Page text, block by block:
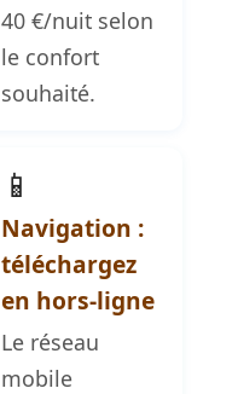
40 €/nuit selon
le confort
souhaité.
📱
Navigation :
téléchargez
en hors-ligne
Le réseau
mobile